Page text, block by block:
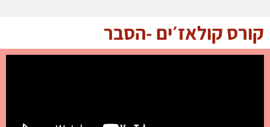
קורס קולאז׳ים -הסבר